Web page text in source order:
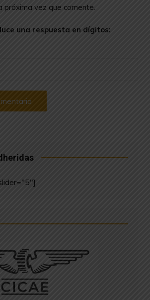
próxima vez que comente.
una respuesta en dígitos: